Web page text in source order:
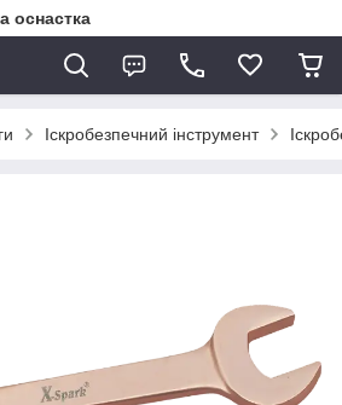
оснастка
Іскробезпечний інструмент